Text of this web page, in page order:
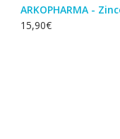
ARKOPHARMA -
15,90€